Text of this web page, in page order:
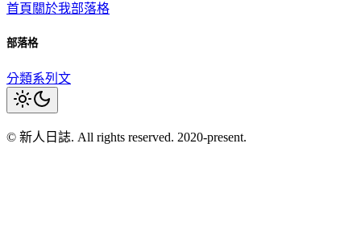
首頁 關於我部落格
部落格
分類系列文
© 新人日誌. All rights reserved. 2020-present.